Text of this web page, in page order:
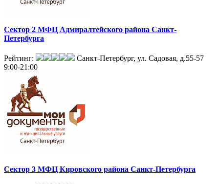
Сектор 2 МФЦ Адмиралтейского района Санкт-
Петербурга
Рейтинг:
Санкт-Петербург, ул. Садовая, д.55-57
9:00-21:00
Сектор 3 МФЦ Кировского района Санкт-Петербурга